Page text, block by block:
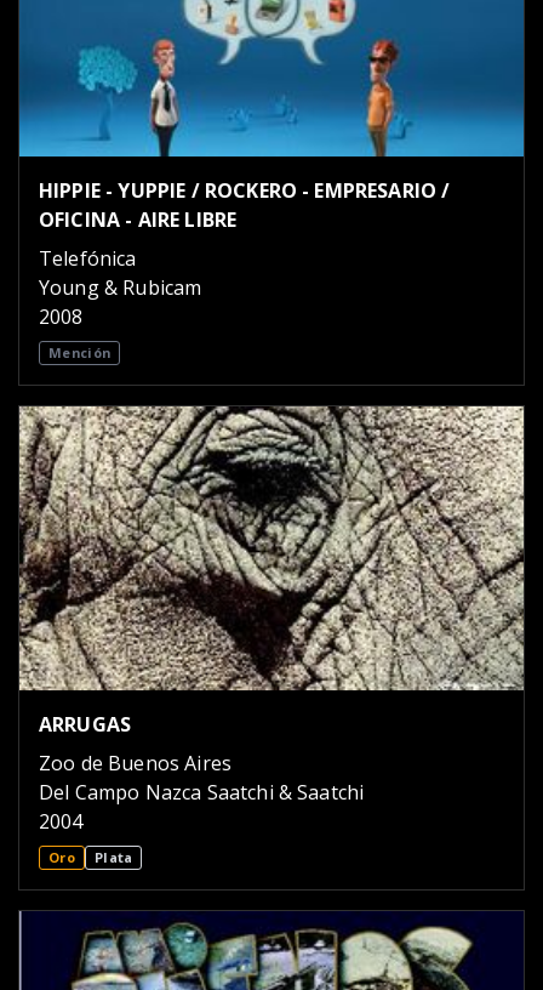
HIPPIE - YUPPIE / ROCKERO - EMPRESARIO /
OFICINA - AIRE LIBRE
Telefónica
Young & Rubicam
2008
Mención
ARRUGAS
Zoo de Buenos Aires
Del Campo Nazca Saatchi & Saatchi
2004
Oro Plata